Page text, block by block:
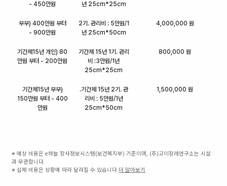
- 450만원
년 25cm*25cm
부부) 400만원 부터
- 900만원
2기. 관리비 : 5만원/1
년 25cm*50cm
4,000,000 원
기간제15년 개인) 80
만원 부터 - 200만원
기간제 15년 1기. 관리
비 :3만원/1년
25cm*25cm
800,000 원
기간제15년 부부)
150만원 부터 - 400
만원
.기간제 15년 2기. 관
리비 : 5만원/1년
25cm*50cm
1,500,000 원
※ 예상 비용은 e하늘 장사정보시스템(보건복지부) 기준이며, (주)고이장례연구소는 시설
과 무관합니다.
※ 실제 비용은 상황에 따라 달라질 수 있습니다.더 알아보기